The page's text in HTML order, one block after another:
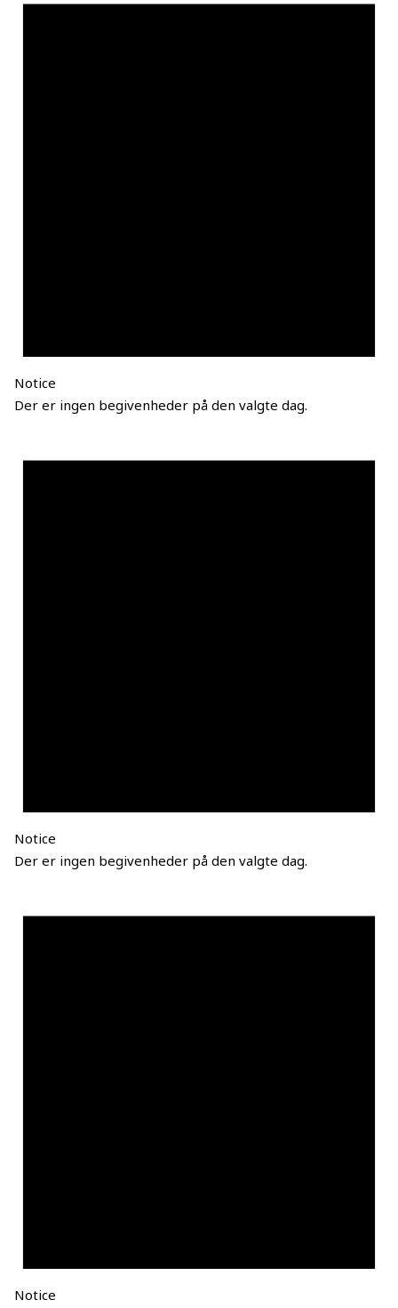
Notice
Der er ingen begivenheder på den valgte dag.
Notice
Der er ingen begivenheder på den valgte dag.
Notice